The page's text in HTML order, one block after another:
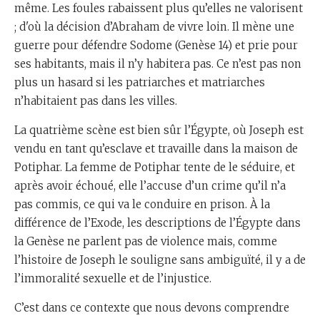
même. Les foules rabaissent plus qu’elles ne valorisent
; d'où la décision d’Abraham de vivre loin. Il mène une
guerre pour défendre Sodome (Genèse 14) et prie pour
ses habitants, mais il n’y habitera pas. Ce n’est pas non
plus un hasard si les patriarches et matriarches
n’habitaient pas dans les villes.
La quatrième scène est bien sûr l’Égypte, où Joseph est
vendu en tant qu’esclave et travaille dans la maison de
Potiphar. La femme de Potiphar tente de le séduire, et
après avoir échoué, elle l’accuse d’un crime qu’il n’a
pas commis, ce qui va le conduire en prison. À la
différence de l’Exode, les descriptions de l’Égypte dans
la Genèse ne parlent pas de violence mais, comme
l’histoire de Joseph le souligne sans ambiguïté, il y a de
l’immoralité sexuelle et de l’injustice.
C’est dans ce contexte que nous devons comprendre